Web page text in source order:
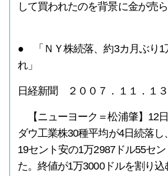
して買われたのを背景に金が売
● 「ＮＹ株続落、約3カ月ぶり1
れ」
日経新聞 ２００７．１１．１３
【ニューヨーク＝松浦肇】12
ダウ工業株30種平均が4日続落
19セント安の1万2987ドル55セ
た。終値が1万3000ドルを割り